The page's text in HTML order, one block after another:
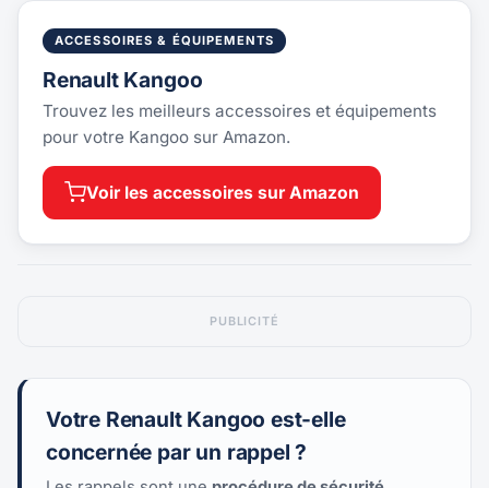
ACCESSOIRES & ÉQUIPEMENTS
Renault Kangoo
Trouvez les meilleurs accessoires et équipements
pour votre Kangoo sur Amazon.
Voir les accessoires sur Amazon
PUBLICITÉ
Votre Renault Kangoo est-elle
concernée par un rappel ?